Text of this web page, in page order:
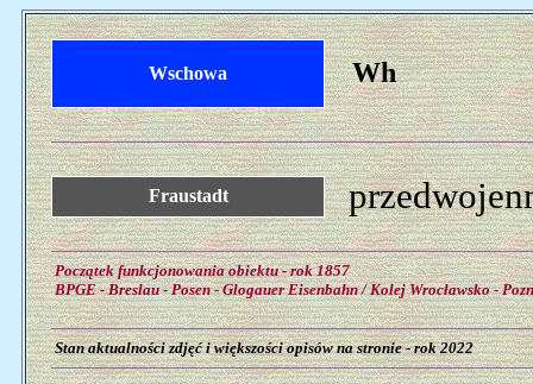
Wschowa Wh
Fraustadt
Początek funkcjonowania obiektu - rok 1857
BPGE - Breslau - Posen - Glogauer Eisenbahn / Kolej Wrocławsko -
Stan aktualności zdjęć i większości opisów na stronie - rok 2022